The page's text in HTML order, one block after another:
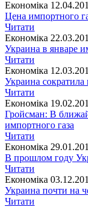
Економіка
Цена импортного
Читати
Економіка
Украина в январе
Читати
Економіка
Украина сократила
Читати
Економіка
Гройсман: В
импортного газа
Читати
Економіка
В прошлом году
Читати
Економіка
Украина почти на
Читати